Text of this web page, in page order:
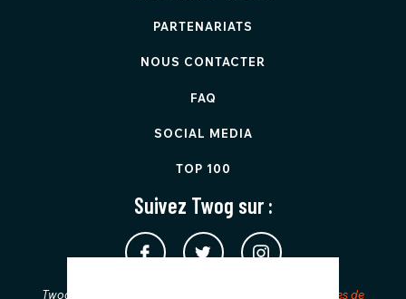
PARTENARIATS
NOUS CONTACTER
FAQ
SOCIAL MEDIA
TOP 100
Suivez Twog sur :
Twog est protégé par reCAPTCHA et applique les Règles de